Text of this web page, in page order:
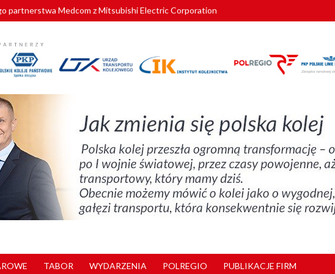
partnerstwa Medcom z Mitsubishi Electric Corporation
znów szuka dostawcy nowych EZT
kolejowych w północnej Wielkopolsce. Łatwiejsze dojazdy do pracy i szkoły
nowe standardy kategoryzacji dworców
TABOR WYDARZENIA POLREGIO PUBLIKACJE FIRM